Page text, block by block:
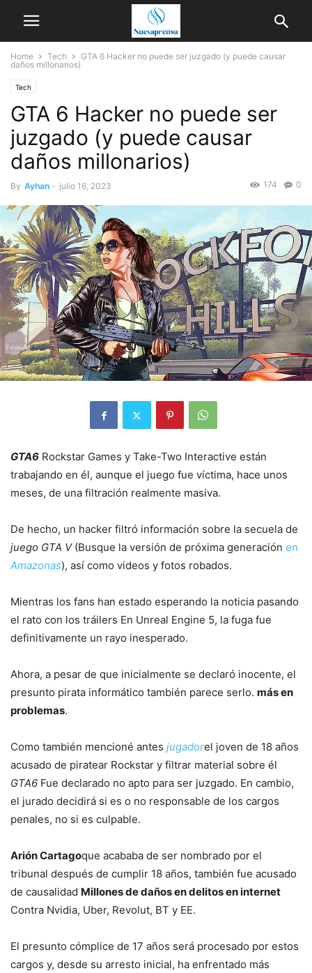
Home Tech
GTA 6 Hacker no puede ser juzgado (y puede causar
daños millonarios)
Tech
GTA 6 Hacker no puede ser
juzgado (y puede causar
daños millonarios)
By Ayhan - julio 16, 2023 0
174
GTA6 Rockstar Games y Take-Two Interactive están
trabajando en él, aunque el juego fue víctima, hace unos
meses, de una filtración realmente masiva.
De hecho, un hacker filtró información sobre la secuela de
juego GTA V(Busque la versión de próxima generación en
Amazonas), así como videos y fotos robados.
Mientras los fans han estado esperando la noticia pasando
el rato con los tráilers En Unreal Engine 5, la fuga fue
definitivamente un rayo inesperado.
Ahora, a pesar de que inicialmente se declaró inocente, el
presunto pirata informático también parece serlo. más en
problemas.
Como también mencioné antes jugadorel joven de 18 años
acusado de piratear Rockstar y filtrar material sobre él
GTA6 Fue declarado no apto para ser juzgado. En cambio,
el jurado decidirá si es o no responsable de los cargos
penales, no si es culpable.
Arión Cartagoque acababa de ser nombrado por el
tribunal después de cumplir 18 años, también fue acusado
de causalidad Millones de daños en delitos en internet
Contra Nvidia, Uber, Revolut, BT y EE.
El presunto cómplice de 17 años será procesado por estos
cargos y, desde su arresto inicial, ha enfrentado más